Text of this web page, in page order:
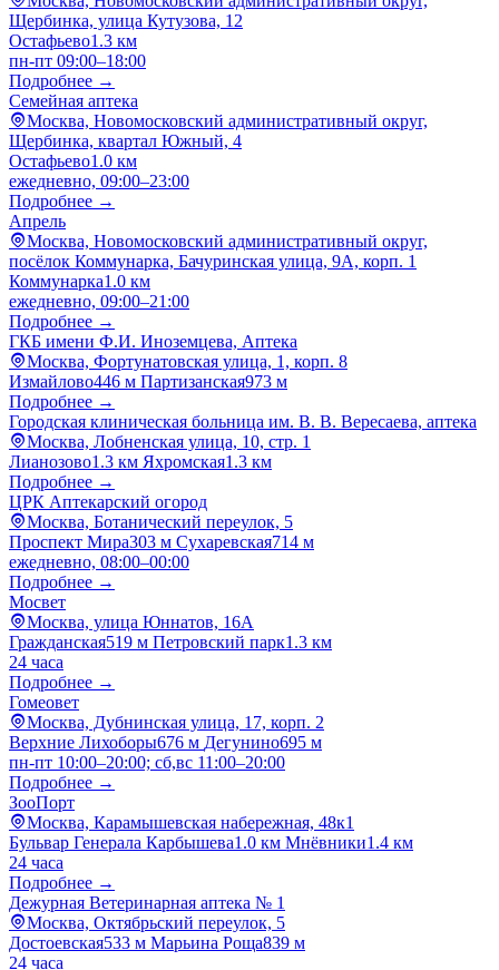
Щербинка, улица Кутузова, 12
Остафьево1.3 км
пн-пт 09:00–18:00
Подробнее →
Семейная аптека
Москва, Новомосковский административный округ,
Щербинка, квартал Южный, 4
Остафьево1.0 км
ежедневно, 09:00–23:00
Подробнее →
Апрель
Москва, Новомосковский административный округ,
посёлок Коммунарка, Бачуринская улица, 9А, корп. 1
Коммунарка1.0 км
ежедневно, 09:00–21:00
Подробнее →
ГКБ имени Ф.И. Иноземцева, Аптека
Москва, Фортунатовская улица, 1, корп. 8
Измайлово446 м Партизанская973 м
Подробнее →
Городская клиническая больница им. В. В. Вересаева, аптека
Москва, Лобненская улица, 10, стр. 1
Лианозово1.3 км Яхромская1.3 км
Подробнее →
ЦРК Аптекарский огород
Москва, Ботанический переулок, 5
Проспект Мира303 м Сухаревская714 м
ежедневно, 08:00–00:00
Подробнее →
Мосвет
Москва, улица Юннатов, 16А
Гражданская519 м Петровский парк1.3 км
24 часа
Подробнее →
Гомеовет
Москва, Дубнинская улица, 17, корп. 2
Верхние Лихоборы676 м Дегунино695 м
пн-пт 10:00–20:00; сб,вс 11:00–20:00
Подробнее →
ЗооПорт
Москва, Карамышевская набережная, 48к1
Бульвар Генерала Карбышева1.0 км Мнёвники1.4 км
24 часа
Подробнее →
Дежурная Ветеринарная аптека № 1
Москва, Октябрьский переулок, 5
Достоевская533 м Марьина Роща839 м
24 часа